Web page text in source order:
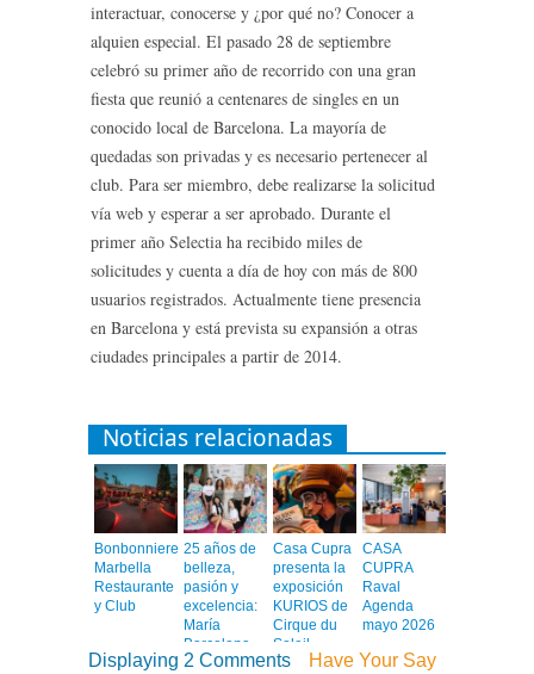
interactuar, conocerse y ¿por qué no? Conocer a
alquien especial. El pasado 28 de septiembre
celebró su primer año de recorrido con una gran
fiesta que reunió a centenares de singles en un
conocido local de Barcelona. La mayoría de
quedadas son privadas y es necesario pertenecer al
club. Para ser miembro, debe realizarse la solicitud
vía web y esperar a ser aprobado. Durante el
primer año Selectia ha recibido miles de
solicitudes y cuenta a día de hoy con más de 800
usuarios registrados. Actualmente tiene presencia
en Barcelona y está prevista su expansión a otras
ciudades principales a partir de 2014.
Noticias relacionadas
Bonbonniere
Marbella
Restaurante
y Club
25 años de
belleza,
pasión y
excelencia:
María
Barcelona
Peluquerías
Casa Cupra
presenta la
exposición
KURIOS de
Cirque du
Soleil
CASA
CUPRA
Raval
Agenda
mayo 2026
Displaying 2 Comments Have Your Say